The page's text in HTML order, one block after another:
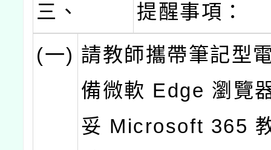
三、
提醒事項：
(一) 請教師攜帶筆記型
備微軟 Edge 瀏覽
妥 Microsoft 365